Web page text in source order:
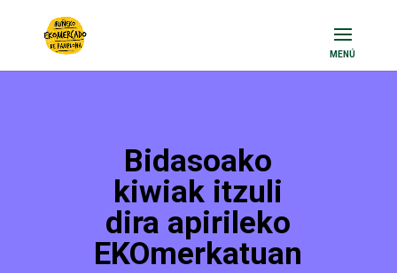
Bidasoako
kiwiak itzuli
dira apirileko
EKOmerkatuan